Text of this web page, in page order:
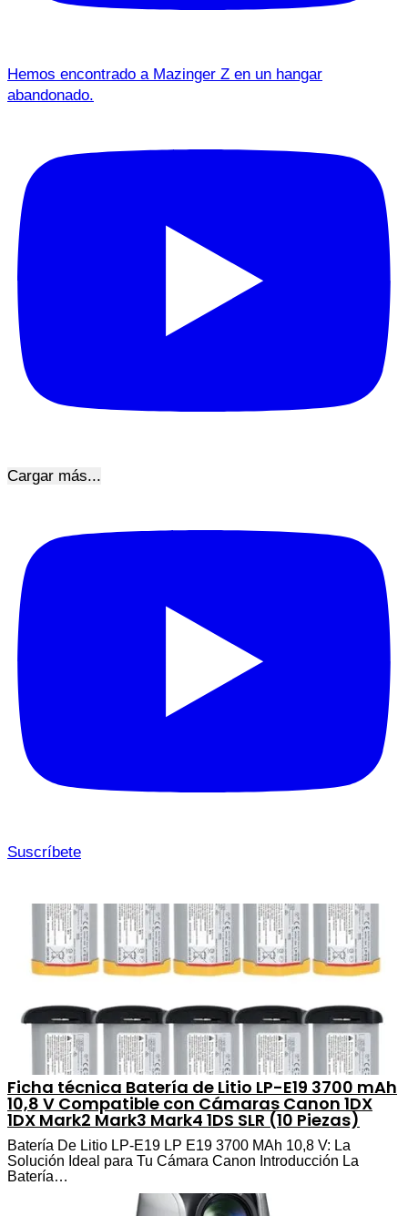
Hemos encontrado a Mazinger Z en un hangar
abandonado.
Cargar más...
Suscríbete
Ficha técnica Batería de Litio LP-E19 3700 mAh
10,8 V Compatible con Cámaras Canon 1DX
1DX Mark2 Mark3 Mark4 1DS SLR (10 Piezas)
Batería De Litio LP-E19 LP E19 3700 MAh 10,8 V: La
Solución Ideal para Tu Cámara Canon Introducción La
Batería…